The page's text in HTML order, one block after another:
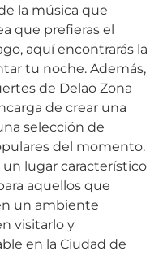
la música que
que prefieras el
aquí encontrarás la
tu noche. Además,
de Delao Zona
de crear una
selección de
del momento.
un lugar característico
aquellos que
un ambiente
visitarlo y
en la Ciudad de